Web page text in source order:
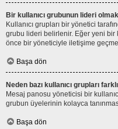
Bir kullanıcı grubunun lideri
Kullanıcı grupları bir yönetici
grubu lideri belirlenir. Eğer yeni bir
önce bir yöneticiyle iletişime
Başa dön
Neden bazı kullanıcı grupları
Mesaj panosu yöneticisi bir
grubun üyelerinin kolayca
Başa dön